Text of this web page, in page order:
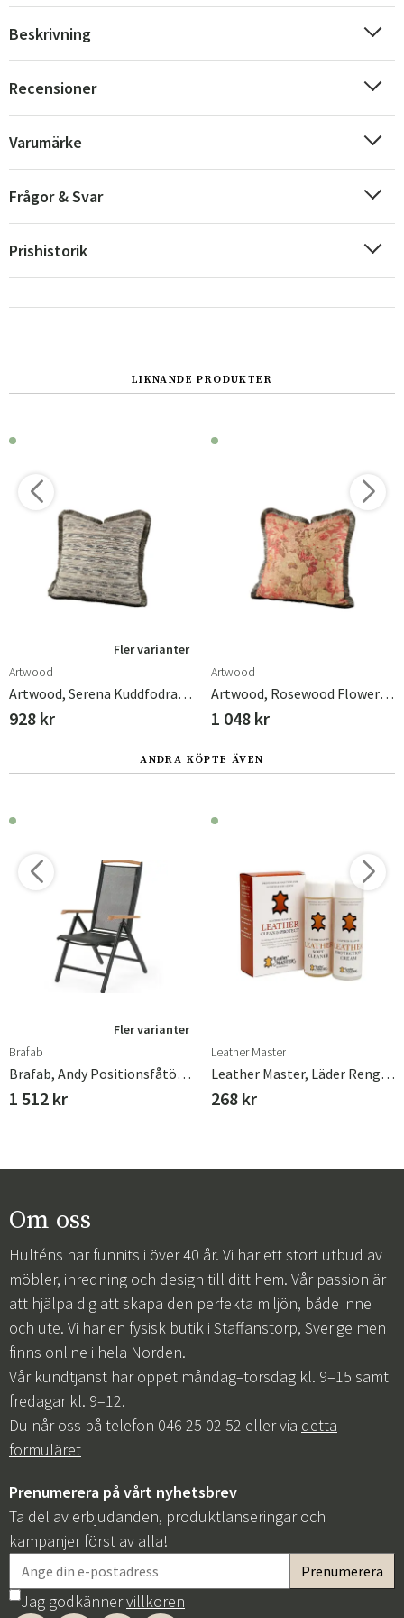
Beskrivning
Recensioner
Varumärke
Frågor & Svar
Prishistorik
LIKNANDE PRODUKTER
Fler varianter
Artwood
Artwood, Serena Kuddfodral Med Franskant - 50x50 Cm-Oyster
928 kr
Artwood
Artwood, Rosewood Flower Kuddfodral Med Fransar - 50x50 Cm
1 048 kr
ANDRA KÖPTE ÄVEN
Fler varianter
Brafab
Brafab, Andy Positionsfåtölj Svart/Svart
1 512 kr
Leather Master
Leather Master, Läder Rengöring & Skydd Mini 2 X 100 Ml
268 kr
Om oss
Hulténs har funnits i över 40 år. Vi har ett stort utbud av
möbler, inredning och design till ditt hem. Vår passion är
att hjälpa dig att skapa den perfekta miljön, både inne
och ute. Vi har en fysisk butik i Staffanstorp, Sverige men
finns online i hela Norden.
Vår kundtjänst har öppet måndag–torsdag kl. 9–15 samt
fredagar kl. 9–12.
Du når oss på telefon 046 25 02 52 eller via detta
formuläret
Prenumerera på vårt nyhetsbrev
Ta del av erbjudanden, produktlanseringar och
kampanjer först av alla!
Jag godkännervillkoren